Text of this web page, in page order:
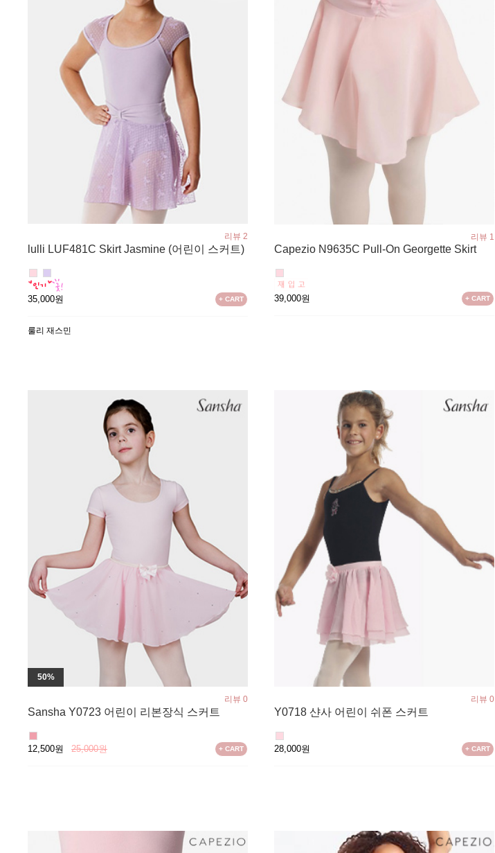
리뷰 2
lulli LUF481C Skirt Jasmine (어린이 스커트)
35,000원 + CART
룰리 재스민
리뷰 1
Capezio N9635C Pull-On Georgette Skirt
39,000원 + CART
50%
리뷰 0
Sansha Y0723 어린이 리본장식 스커트
12,500원 25,000원 + CART
리뷰 0
Y0718 샨사 어린이 쉬폰 스커트
28,000원 + CART